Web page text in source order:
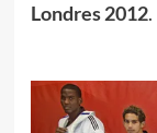
Londres 2012.